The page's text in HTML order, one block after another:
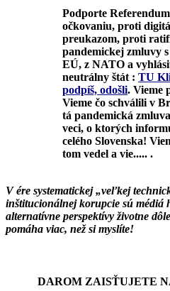
Podporte
očkovaniu, proti
preukazom, proti
pandemickej zmluvy
EÚ, z NATO a
neutrálny štát : TU
podpíš, odošli. Vieme
Vieme čo schválili v
tá pandemická
veci, o ktorých
celého Slovenska!
tom vedel a vie..... .
V ére systematickej „veľkej
inštitucionálnej korupcie sú médiá
alternatívne perspektívy životne
pomáha viac, než si myslíte!
DAROM ZAISŤUJETE